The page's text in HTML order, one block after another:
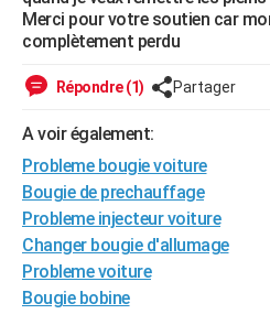
Guides de France
Escapades
Patrimoine
Expositions
Musées
Week-end nature
LIFESTYLE
Art de vivre
Bien-être
Loisirs
Mode
Modes de vie
SANTE
VOYAGE
Destinations
City break
Voyage nature
Voyage de noces
Forum
Climat
PHOTO
GUIDES D'ACHAT
BONS PLANS
CARTE DE VOEUX
Merci pour votre soutien car
complètement perdu
Répondre (1) Partager
A voir également:
Probleme bougie voiture
Bougie de prechauffage
Probleme injecteur voiture
Changer bougie d'allumage
Probleme voiture
Bougie bobine